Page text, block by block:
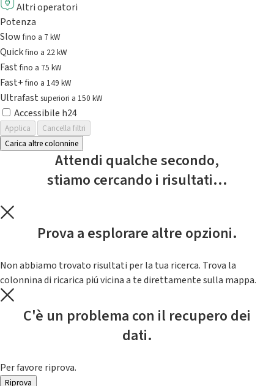
Altri operatori
Potenza
Slowfino a 7 kW
Quickfino a 22 kW
Fastfino a 75 kW
Fast+fino a 149 kW
Ultrafast superiori a 150 kW
Accessibile h24
Applica
Cancella filtri
Carica altre colonnine
Attendi qualche secondo,
stiamo cercando i risultati...
Prova a esplorare altre opzioni.
Non abbiamo trovato risultati per la tua ricerca. Trova la
colonnina di ricarica piú vicina a te direttamente sulla mappa.
C'è un problema con il recupero dei
dati.
Per favore riprova.
Riprova